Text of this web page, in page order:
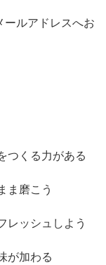
ールアドレスへお
つくる力がある
ま磨こう
レッシュしよう
が加わる